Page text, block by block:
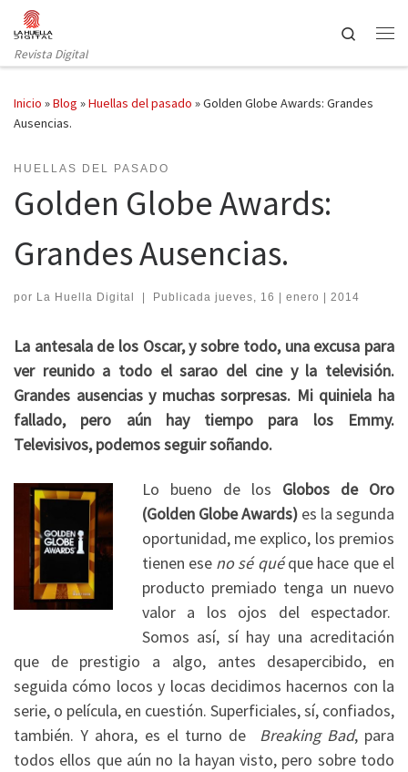
Saltar al contenido
Revista Digital
Search
Inicio »Blog »Huellas del pasado »Golden Globe Awards: Grandes
Ausencias.
HUELLAS DEL PASADO
Golden Globe Awards:
Grandes Ausencias.
por La Huella Digital | Publicada jueves, 16 | enero | 2014
La antesala de los Oscar, y sobre todo, una excusa para
ver reunido a todo el sarao del cine y la televisión.
Grandes ausencias y muchas sorpresas. Mi quiniela ha
fallado, pero aún hay tiempo para los Emmy.
Televisivos, podemos seguir soñando.
Lo bueno de los Globos de Oro
(Golden Globe Awards)es la segunda
oportunidad, me explico, los premios
tienen ese no sé quéque hace que el
producto premiado tenga un nuevo
valor a los ojos del espectador.
Somos así, sí hay una acreditación
que de prestigio a algo, antes desapercibido, en
seguida cómo locos y locas decidimos hacernos con la
serie, o película, en cuestión. Superficiales, sí, confiados,
también. Y ahora, es el turno de Breaking Bad, para
todos ellos que aún no la hayan visto, pero sobre todo